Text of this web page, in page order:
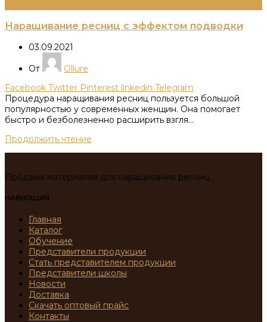
Наращивание ресниц с эффектом подводки
03.09.2021
От
Ollure
Facebook Twitter Pinterest linkedin Telegram
Процедура наращивания ресниц пользуется большой
популярностью у современных женщин. Она помогает
быстро и безболезненно расширить взгля...
Продолжить чтение
Продажа материалов для наращивания ресниц
НАВИГАЦИЯ
Главная
Каталог
Обучение
Представители продукции
Стать представителем продукции
Представители школы
Новости
Доставка
Скачать оптовый прайс
Контакты